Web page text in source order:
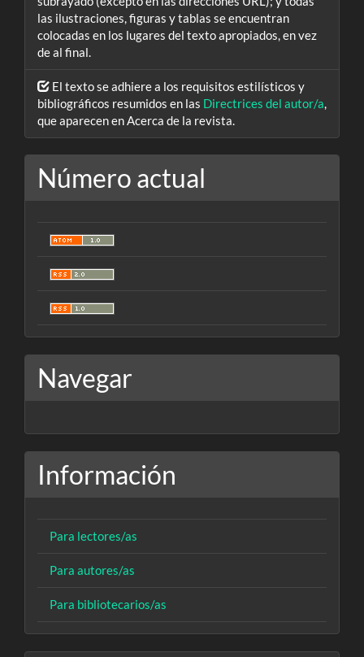
las ilustraciones, figuras y tablas se encuentran
colocadas en los lugares del texto apropiados, en vez
de al final.
El texto se adhiere a los requisitos estilísticos y
bibliográficos resumidos en las Directrices del autor/a,
que aparecen en Acerca de la revista.
Número actual
Navegar
Información
Para lectores/as
Para autores/as
Para bibliotecarios/as